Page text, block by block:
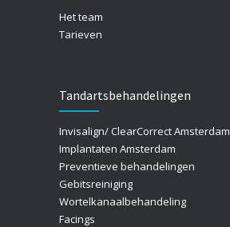
Het team
Tarieven
Tandartsbehandelingen
Invisalign/ ClearCorrect Amsterdam
Implantaten Amsterdam
Preventieve behandelingen
Gebitsreiniging
Wortelkanaalbehandeling
Facings